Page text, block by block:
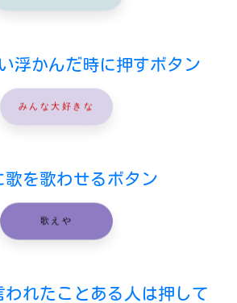
浮かんだ時に押すボタン
みんな大好きな
歌を歌わせるボタン
歌えや
われたことある人は押して